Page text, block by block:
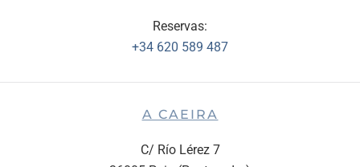
Reservas:
+34 620 589 487
A CAEIRA
C/ Río Lérez 7